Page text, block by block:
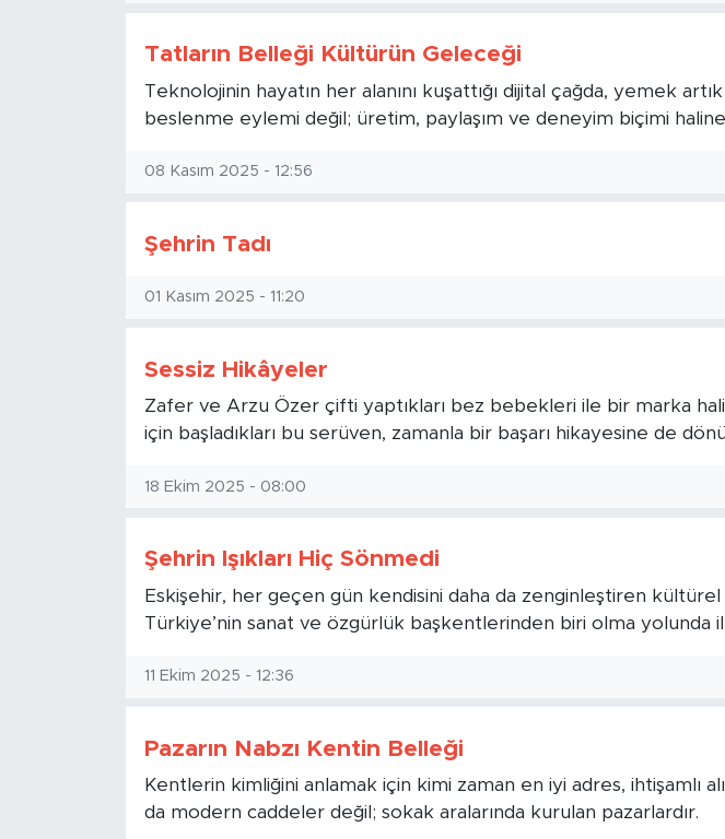
Tatların Belleği Kültürün Geleceği
Teknolojinin hayatın her alanını kuşattığı dijital çağda, yemek
beslenme eylemi değil; üretim, paylaşım ve deneyim biçimi
08 Kasım 2025 - 12:56
Şehrin Tadı
01 Kasım 2025 - 11:20
Sessiz Hikâyeler
Zafer ve Arzu Özer çifti yaptıkları bez bebekleri ile bir marka
için başladıkları bu serüven, zamanla bir başarı hikayesine de
18 Ekim 2025 - 08:00
Şehrin Işıkları Hiç Sönmedi
Eskişehir, her geçen gün kendisini daha da zenginleştiren
Türkiye’nin sanat ve özgürlük başkentlerinden biri olma yolunda
11 Ekim 2025 - 12:36
Pazarın Nabzı Kentin Belleği
Kentlerin kimliğini anlamak için kimi zaman en iyi adres, ihtişamlı
da modern caddeler değil; sokak aralarında kurulan pazarlardır.